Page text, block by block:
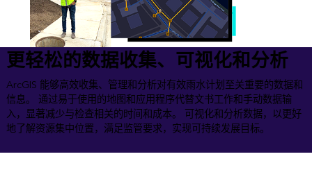
更轻松的数据收集、可视化和分析
ArcGIS 能够高效收集、管理和分析对有效雨水计划至关重要的数据和
信息。 通过易于使用的地图和应用程序代替文书工作和手动数据输
入，显著减少与检查相关的时间和成本。 可视化和分析数据，以更好
地了解资源集中位置，满足监管要求，实现可持续发展目标。